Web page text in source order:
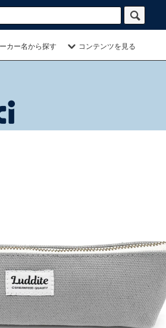
カー名から探す コンテンツを見る